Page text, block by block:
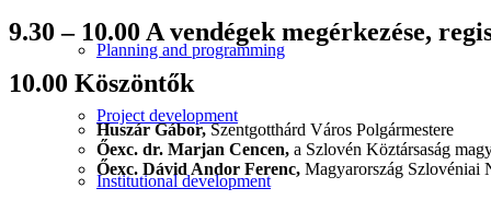
Planning and programming
Project development
Institutional development
9.30 – 10.00 A vendégek megérkezése,
10.00 Köszöntők
Huszár Gábor,Szentgotthárd Város Polgármestere
Őexc. dr. Marjan Cencen, a Szlovén Köztársaság
Őexc. Dávid Andor Ferenc, Magyarország Szlovéniai